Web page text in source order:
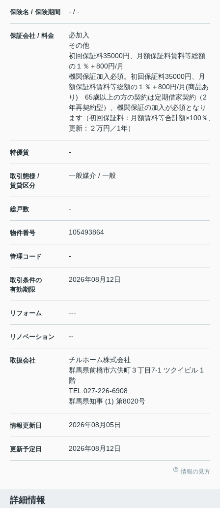
保険名 / 保険期間 - / -
保証会社 / 料金
必加入
その他
初回保証料35000円、月額保証料賃料等総額
の１％＋800円/月
機関保証加入必須。初回保証料35000円、月
額保証料賃料等総額の１％＋800円/月(商品あ
り) 65歳以上の方の契約は定期借家契約（2
年再契約型）、機関保証の加入が必須となり
ます（初回保証料：月額賃料等合計額×100％,
更新：２万円／1年）
特優賃 -
取引態様 /
賃貸区分
一般媒介 / 一般
総戸数 -
物件番号 105493864
管理コード -
取引条件の
有効期限
2026年08月12日
リフォーム ---
リノベーション --
取扱会社
チルホーム株式会社
群馬県前橋市六供町３丁目7-1 ツクイビル 1
階
TEL:027-226-6908
群馬県知事 (1) 第8020号
情報更新日 2026年08月05日
更新予定日 2026年08月12日
情報の見方
詳細情報